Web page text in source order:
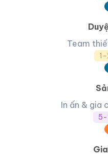
Team
In ấn & gia
5-